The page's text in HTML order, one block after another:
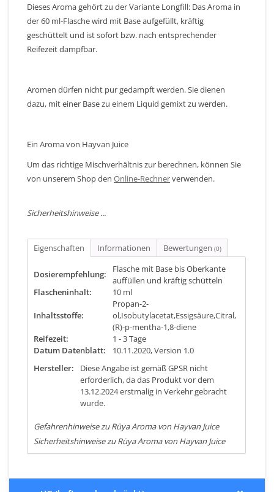
Dieses Aroma gehört zu der Variante Longfill: Das Aroma in
der 60 ml-Flasche wird mit Base aufgefüllt, kräftig
geschüttelt und ist sofort bzw. nach entsprechender
Reifezeit dampfbar.
Aromen dürfen nicht pur gedampft werden. Sie dienen
dazu, mit einer Base zu einem Liquid gemixt zu werden.
Ein Aroma von Hayvan Juice
Um das richtige Mischverhältnis zur berechnen, können Sie
von unserem Shop den Online-Rechnerverwenden.
Sicherheitshinweise ...
Eigenschaften Informationen Bewertungen (0)
Dosierempfehlung:
Flasche mit Base bis Oberkante
auffüllen und kräftig schütteln
Flascheninhalt:
10 ml
Inhaltsstoffe:
Propan-2-
ol,Isobutylacetat,Essigsäure,Citral,
(R)-p-mentha-1,8-diene
Reifezeit:
1 - 3 Tage
Datum Datenblatt:
10.11.2020, Version 1.0
Hersteller:
Diese Angabe ist gemäß GPSR nicht
erforderlich, da das Produkt vor dem
13.12.2024 erstmalig in Verkehr gebracht
wurde.
Gefahrenhinweise zu Rüya Aroma von Hayvan Juice
Sicherheitshinweise zu Rüya Aroma von Hayvan Juice